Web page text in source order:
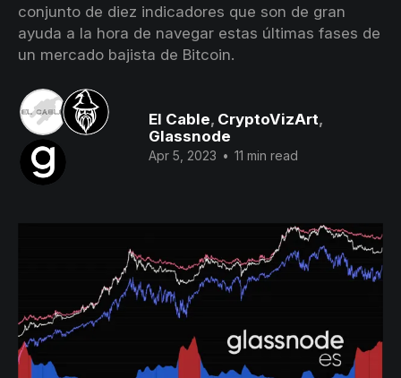
conjunto de diez indicadores que son de gran
ayuda a la hora de navegar estas últimas fases de
un mercado bajista de Bitcoin.
El Cable, CryptoVizArt,
Glassnode
Apr 5, 2023 • 11 min read